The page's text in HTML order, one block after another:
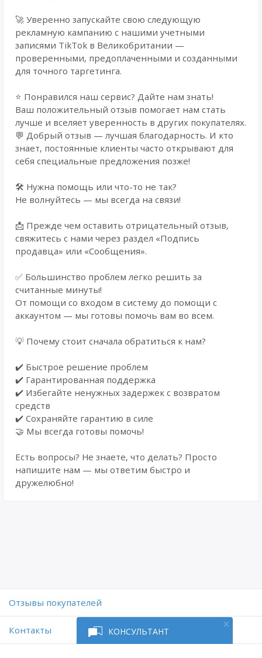
КОНСУЛЬТАНТ
🚀 Уверенно запускайте свою следующую
рекламную кампанию с нашими учетными
записями TikTok в Великобритании —
проверенными, предоплаченными и созданными
для точного таргетинга.
⭐ Понравился наш сервис? Дайте нам знать!
Ваш положительный отзыв помогает нам стать
лучше и вселяет уверенность в других покупателях.
💬 Добрый отзыв — лучшая благодарность. И кто
знает, постоянные клиенты часто открывают для
себя специальные предложения позже!
🛠️ Нужна помощь или что-то не так?
Не волнуйтесь — мы всегда на связи!
📩 Прежде чем оставить отрицательный отзыв,
свяжитесь с нами через раздел «Подпись
продавца» или «Сообщения».
✅ Большинство проблем легко решить за
считанные минуты!
От помощи со входом в систему до помощи с
аккаунтом — мы готовы помочь вам во всем.
💡 Почему стоит сначала обратиться к нам?
✔️ Быстрое решение проблем
✔️ Гарантированная поддержка
✔️ Избегайте ненужных задержек с возвратом
средств
✔️ Сохраняйте гарантию в силе
🤝 Мы всегда готовы помочь!
Есть вопросы? Не знаете, что делать? Просто
напишите нам — мы ответим быстро и
дружелюбно!
Отзывы покупателей
Контакты